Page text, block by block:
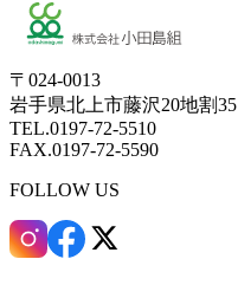
〒024-0013
岩手県北上市藤沢20地割35
TEL.0197-72-5510
FAX.0197-72-5590
FOLLOW US